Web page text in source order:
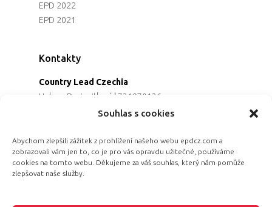
Souhlas s cookies
Abychom zlepšili zážitek z prohlížení našeho webu epdcz.com a
zobrazovali vám jen to, co je pro vás opravdu užitečné, používáme
cookies na tomto webu. Děkujeme za váš souhlas, který nám pomůže
zlepšovat naše služby.
EPD 2022
EPD 2021
Kontakty
Country Lead Czechia
Helena Dreiseitlová | 731970136
Koordinátorka projektu
Programová ředitelka
Jana Černoušková |607782535
Partnerství & fundraising